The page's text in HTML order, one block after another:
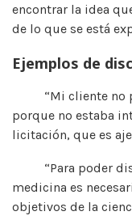
encontrar la idea
de lo que se está
Ejemplos de
“Mi cliente no
porque no estaba
licitación, que es
“Para poder
medicina es
objetivos de la